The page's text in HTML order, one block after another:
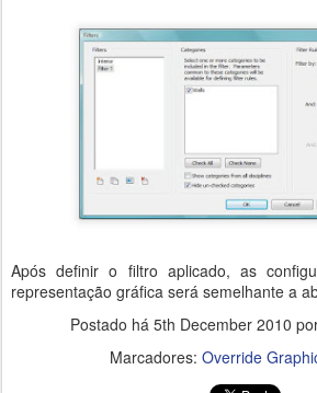
Após definir o filtro aplicado, as
representação gráfica será semelhante a
Postado há 5th December 2010
Marcadores: Override